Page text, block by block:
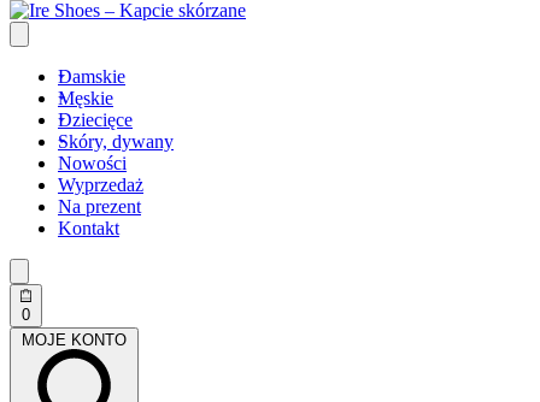
Damskie
Męskie
Dziecięce
Skóry, dywany
Nowości
Wyprzedaż
Na prezent
Kontakt
Search
open
0Open
cart
MOJE
KONTO
MOJE KONTO